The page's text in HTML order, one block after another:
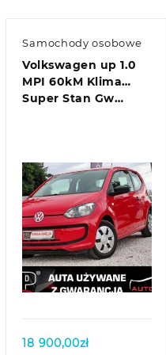
Samochody osobowe
Volkswagen up 1.0
MPI 60kM Klima
Super Stan Gw…
Quick view
18 900,00zł